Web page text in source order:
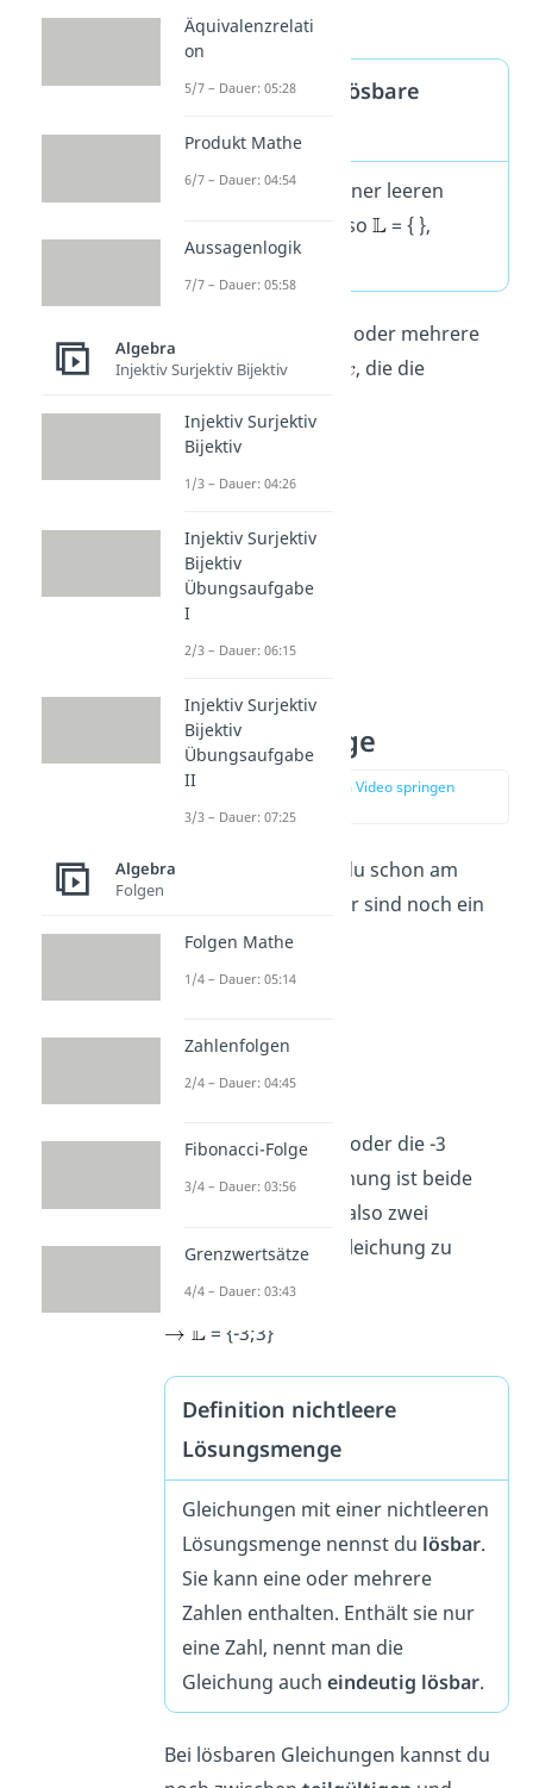
= { }
Was ist eine unlösbare
Gleichung?
Gleichungen mit einer leeren
Lösungsmenge, also
= { },
heißenunlösbar
Oft gibt es aber eine oder mehrere
mögliche Werte für
, die die
Nichtleere
Lösungsmenge
zur Stelle im Video springen
Beispiele dazu hast du schon am
Anfang gesehen. Hier sind noch ein
paar weitere:
Beispiel 1:x-4 = 8
= {12}
Beispiel 2:x² = 9
Du kannst hier die 3 oder die -3
einsetzten, die Gleichung ist beide
Male richtig. Es gibt also zwei
Möglichkeiten, die Gleichung zu
lösen:
= {-3;3}
Definition nichtleere
Lösungsmenge
Gleichungen mit einer nichtleeren
Lösungsmenge nennst du lösbar.
Sie kann eine oder mehrere
Zahlen enthalten. Enthält sie nur
eine Zahl, nennt man die
Gleichung aucheindeutig lösbar.
Bei lösbaren Gleichungen kannst du
Äquivalenzrelati
on
5/7 – Dauer: 05:28
Produkt Mathe
6/7 – Dauer: 04:54
Aussagenlogik
7/7 – Dauer: 05:58
Algebra
Injektiv Surjektiv Bijektiv
Injektiv Surjektiv
Bijektiv
1/3 – Dauer: 04:26
Injektiv Surjektiv
Bijektiv
Übungsaufgabe
I
2/3 – Dauer: 06:15
Injektiv Surjektiv
Bijektiv
Übungsaufgabe
II
3/3 – Dauer: 07:25
Algebra
Folgen
Folgen Mathe
1/4 – Dauer: 05:14
Zahlenfolgen
2/4 – Dauer: 04:45
Fibonacci-Folge
3/4 – Dauer: 03:56
Grenzwertsätze
4/4 – Dauer: 03:43